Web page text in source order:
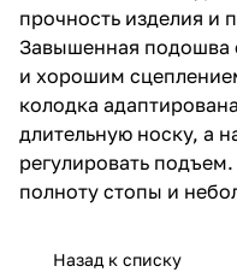
прочность изделия и
Завышенная подошва
и хорошим
колодка
длительную носку, а
регулировать
полноту стопы и
Назад к списку